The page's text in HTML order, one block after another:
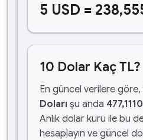
5 USD =
10 Dolar Kaç TL?
En güncel verilere göre,
Doları şu anda
Anlık dolar kuru ile bu
hesaplayın ve güncel